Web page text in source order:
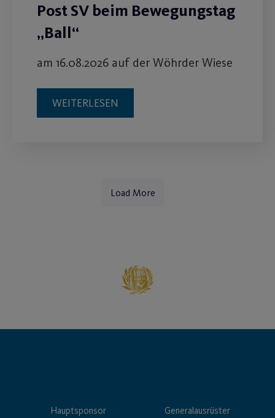
Post SV beim Bewegungstag
„Ball“
am 16.08.2026 auf der Wöhrder Wiese
WEITERLESEN
Load More
Hauptsponsor Generalausrüster